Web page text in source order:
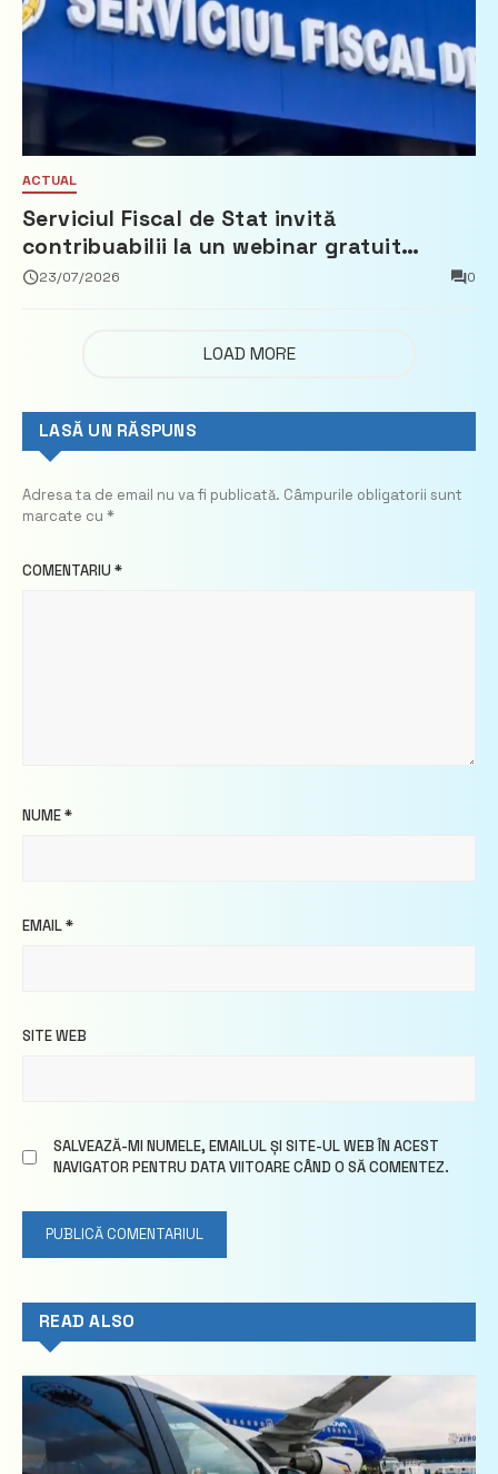
ACTUAL
Serviciul Fiscal de Stat invită
contribuabilii la un webinar gratuit
privind calculul impozitului pe bunurile
23/07/2026 0
LOAD MORE
LASĂ UN RĂSPUNS
Adresa ta de email nu va fi publicată. Câmpurile obligatorii sunt
marcate cu *
COMENTARIU *
NUME*
EMAIL*
SITE WEB
SALVEAZĂ-MI NUMELE, EMAILUL ȘI SITE-UL WEB ÎN ACEST
NAVIGATOR PENTRU DATA VIITOARE CÂND O SĂ COMENTEZ.
READ ALSO